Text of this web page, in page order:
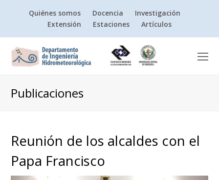
Quiénes somos Docencia
Investigación
Extensión
Estaciones Artículos
Publicaciones
Reunión de los alcaldes con el
Papa Francisco